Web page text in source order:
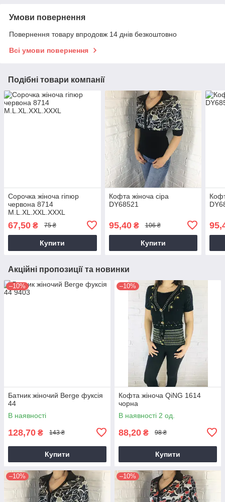
Умови повернення
Повернення товару впродовж 14 днів безкоштовно
Всі умови повернення
Подібні товари компанії
Сорочка жіноча гіпюр
червона 8714
M.L.XL.XXL.XXXL
67,50 ₴ 75 ₴
Купити
Кофта жіноча сіра
DY68521
95,40₴ 106 ₴
Купити
Акційні пропозиції та новинки
–10%
Батник жіночий Berge фуксія
44
В наявності
128,70 ₴ 143 ₴
Купити
–10%
Кофта жіноча QiNG 1614
чорна
В наявності 2 од.
88,20 ₴ 98 ₴
Купити
–10% –10%